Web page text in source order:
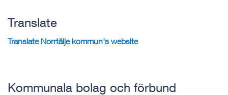
Translate
Translate Norrtälje kommun's website
Kommunala bolag och förbund